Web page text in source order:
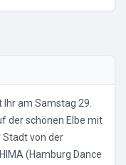
Ihr am Samstag 29.
der schönen Elbe mit
Stadt von der
(Hamburg Dance